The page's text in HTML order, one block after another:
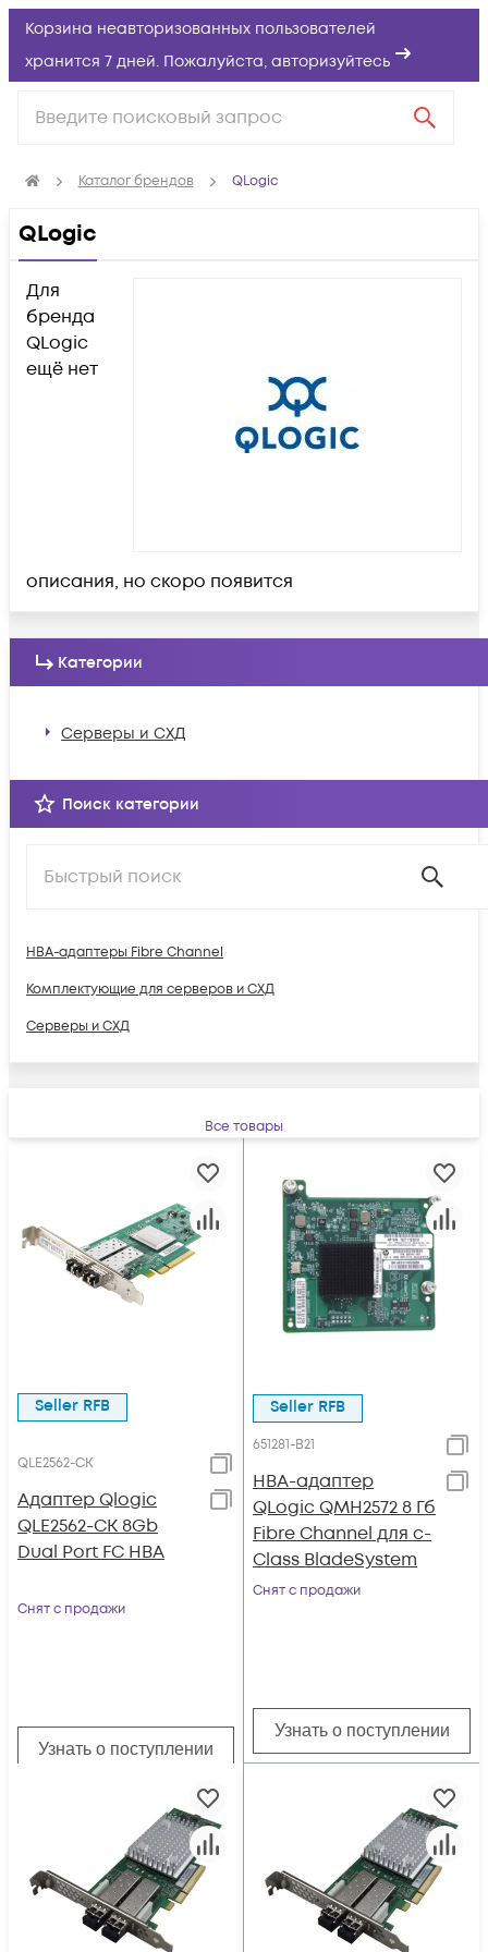
Корзина неавторизованных пользователей
хранится 7 дней. Пожалуйста, авторизуйтесь
Каталог брендов QLogic
QLogic
Для
бренда
QLogic
ещё нет
описания, но скоро появится
Категории
Серверы и СХД
Поиск категории
HBA-адаптеры Fibre Channel
Комплектующие для серверов и СХД
Серверы и СХД
Все товары
Seller RFB
QLE2562-CK
Адаптер Qlogic
QLE2562-CK 8Gb
Dual Port FC HBA
Снят с продажи
Узнать о поступлении
Seller RFB
651281-B21
HBA-адаптер
QLogic QMH2572 8 Гб
Fibre Channel для c-
Class BladeSystem
Снят с продажи
Узнать о поступлении